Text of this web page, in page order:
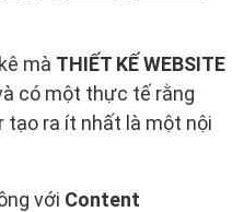
mà THIẾT KẾ WEBSITE
có một thực tế rằng
tạo ra ít nhất là một nội
với Content